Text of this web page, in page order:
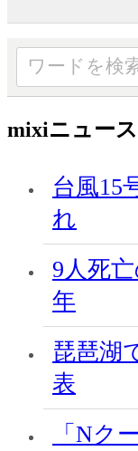
mixiニュース
台風15
れ
9人死
年
琵琶湖
表
「Nク